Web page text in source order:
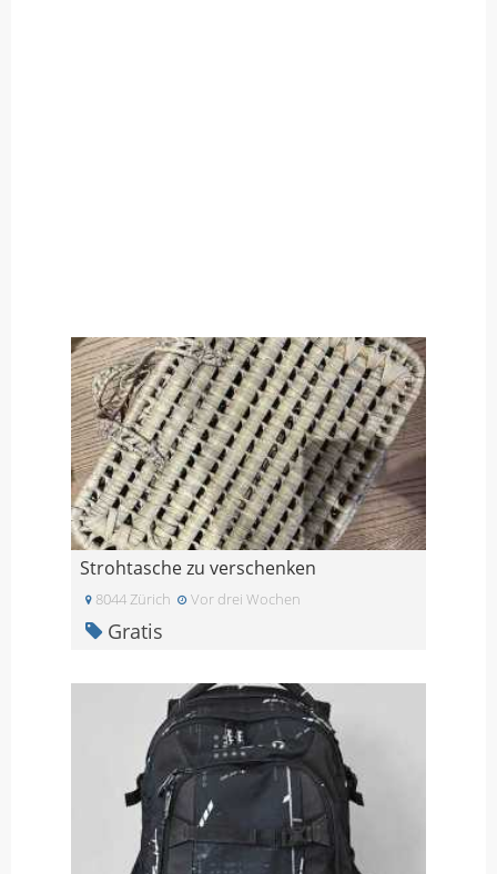
Strohtasche zu verschenken
8044 Zürich Vor drei Wochen
Gratis